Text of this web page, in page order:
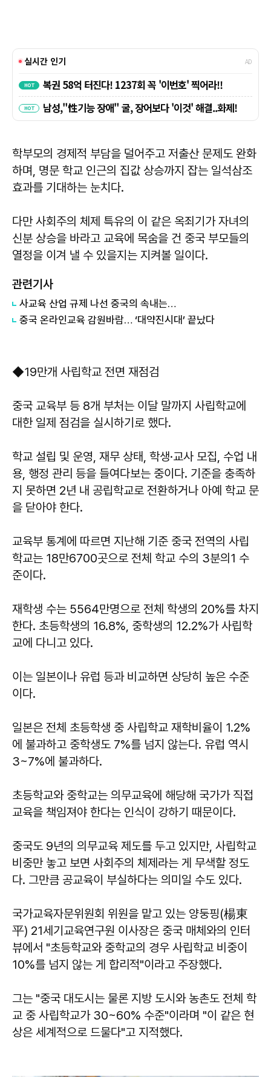
학부모의 경제적 부담을 덜어주고 저출산 문제도 완화
하며, 명문 학교 인근의 집값 상승까지 잡는 일석삼조
효과를 기대하는 눈치다.
다만 사회주의 체제 특유의 이 같은 옥죄기가 자녀의
신분 상승을 바라고 교육에 목숨을 건 중국 부모들의
열정을 이겨 낼 수 있을지는 지켜볼 일이다.
관련기사
사교육 산업 규제 나선 중국의 속내는…
중국 온라인교육 감원바람… ‘대약진시대’ 끝났다
◆19만개 사립학교 전면 재점검
중국 교육부 등 8개 부처는 이달 말까지 사립학교에
대한 일제 점검을 실시하기로 했다.
학교 설립 및 운영, 재무 상태, 학생·교사 모집, 수업 내
용, 행정 관리 등을 들여다보는 중이다. 기준을 충족하
지 못하면 2년 내 공립학교로 전환하거나 아예 학교 문
을 닫아야 한다.
교육부 통계에 따르면 지난해 기준 중국 전역의 사립
학교는 18만6700곳으로 전체 학교 수의 3분의1 수
준이다.
재학생 수는 5564만명으로 전체 학생의 20%를 차지
한다. 초등학생의 16.8%, 중학생의 12.2%가 사립학
교에 다니고 있다.
이는 일본이나 유럽 등과 비교하면 상당히 높은 수준
이다.
일본은 전체 초등학생 중 사립학교 재학비율이 1.2%
에 불과하고 중학생도 7%를 넘지 않는다. 유럽 역시
3~7%에 불과하다.
초등학교와 중학교는 의무교육에 해당해 국가가 직접
교육을 책임져야 한다는 인식이 강하기 때문이다.
중국도 9년의 의무교육 제도를 두고 있지만, 사립학교
비중만 놓고 보면 사회주의 체제라는 게 무색할 정도
다. 그만큼 공교육이 부실하다는 의미일 수도 있다.
국가교육자문위원회 위원을 맡고 있는 양둥핑(楊東
平) 21세기교육연구원 이사장은 중국 매체와의 인터
뷰에서 "초등학교와 중학교의 경우 사립학교 비중이
10%를 넘지 않는 게 합리적"이라고 주장했다.
그는 "중국 대도시는 물론 지방 도시와 농촌도 전체 학
교 중 사립학교가 30~60% 수준"이라며 "이 같은 현
상은 세계적으로 드물다"고 지적했다.